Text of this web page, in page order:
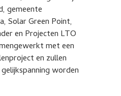
gemeente
Solar Green Point,
en Projecten LTO
met een
en zullen
worden